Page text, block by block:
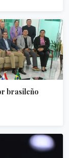
brasileño